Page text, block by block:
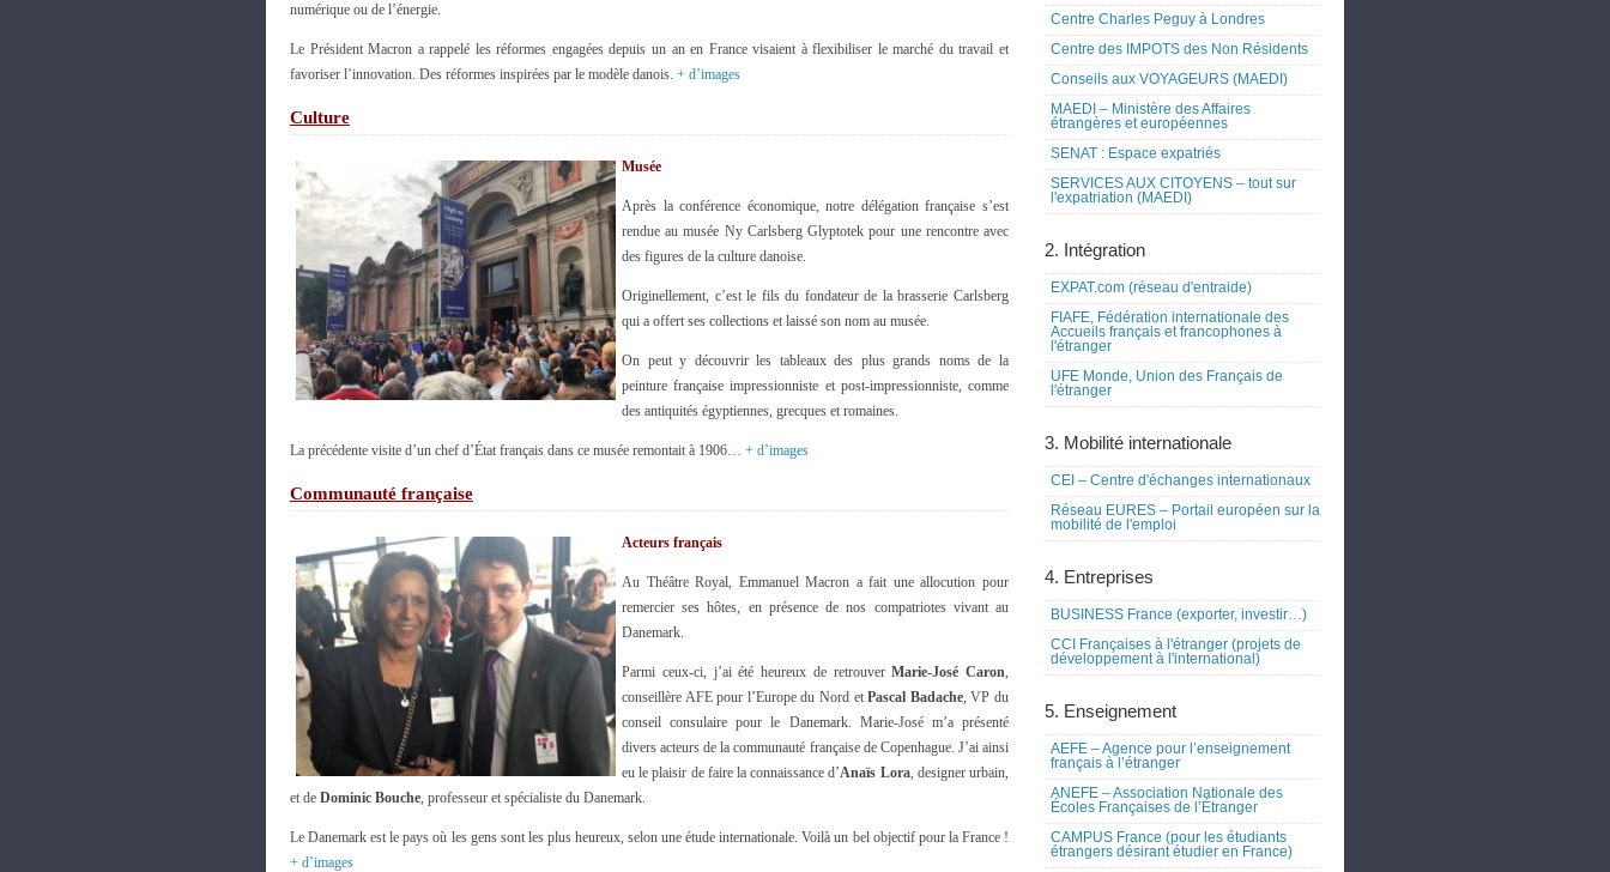
numérique ou de l’énergie.
Le Président Macron a rappelé les réformes engagées depuis un an en France visaient à flexibiliser le marché du travail et
favoriser l’innovation. Des réformes inspirées par le modèle danois. + d’images
Culture
Musée
Après la conférence économique, notre délégation française s’est
rendue au musée Ny Carlsberg Glyptotek pour une rencontre avec
des figures de la culture danoise.
Originellement, c’est le fils du fondateur de la brasserie Carlsberg
qui a offert ses collections et laissé son nom au musée.
On peut y découvrir les tableaux des plus grands noms de la
peinture française impressionniste et post-impressionniste, comme
des antiquités égyptiennes, grecques et romaines.
La précédente visite d’un chef d’État français dans ce musée remontait à 1906… + d’images
Communauté française
Acteurs français
Au Théâtre Royal, Emmanuel Macron a fait une allocution pour
remercier ses hôtes, en présence de nos compatriotes vivant au
Danemark.
Parmi ceux-ci, j’ai été heureux de retrouverMarie-José Caron,
conseillère AFE pour l’Europe du Nord etPascal Badache, VP du
conseil consulaire pour le Danemark. Marie-José m’a présenté
divers acteurs de la communauté française de Copenhague. J’ai ainsi
eu le plaisir de faire la connaissance d’Anaïs Lora, designer urbain,
et de Dominic Bouche, professeur et spécialiste du Danemark.
Le Danemark est le pays où les gens sont les plus heureux, selon une étude internationale. Voilà un bel objectif pour la France !
+ d’images
Centre Charles Peguy à Londres
Centre des IMPOTS des Non Résidents
Conseils aux VOYAGEURS (MAEDI)
MAEDI – Ministère des Affaires
étrangères et européennes
SENAT : Espace expatriés
SERVICES AUX CITOYENS – tout sur
l'expatriation (MAEDI)
2. Intégration
EXPAT.com (réseau d'entraide)
FIAFE, Fédération internationale des
Accueils français et francophones à
l'étranger
UFE Monde, Union des Français de
l'étranger
3. Mobilité internationale
CEI – Centre d'échanges internationaux
Réseau EURES – Portail européen sur la
mobilité de l'emploi
4. Entreprises
BUSINESS France (exporter, investir…)
CCI Françaises à l'étranger (projets de
développement à l'international)
5. Enseignement
AEFE – Agence pour l’enseignement
français à l’étranger
ANEFE – Association Nationale des
Écoles Françaises de l’Étranger
CAMPUS France (pour les étudiants
étrangers désirant étudier en France)